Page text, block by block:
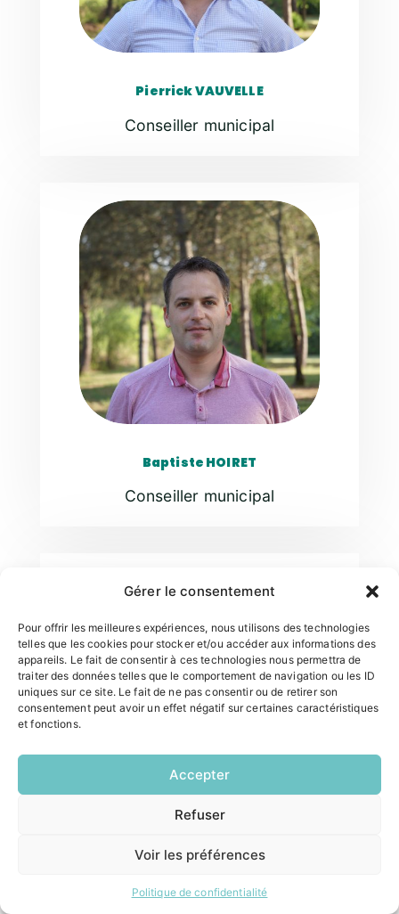
Gérer le consentement
Pour offrir les meilleures expériences, nous utilisons des technologies
telles que les cookies pour stocker et/ou accéder aux informations des
appareils. Le fait de consentir à ces technologies nous permettra de
traiter des données telles que le comportement de navigation ou les ID
uniques sur ce site. Le fait de ne pas consentir ou de retirer son
consentement peut avoir un effet négatif sur certaines caractéristiques
et fonctions.
Accepter
Refuser
Voir les préférences
Politique de confidentialité
Pierrick VAUVELLE
Conseiller municipal
Baptiste HOIRET
Conseiller municipal
Conseiller municipal